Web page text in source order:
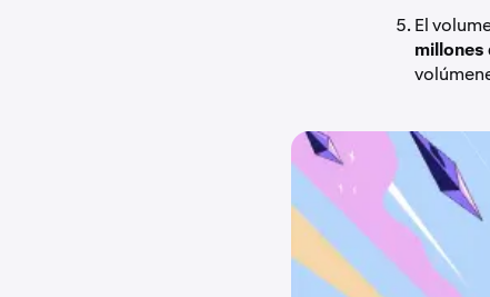
El
millones